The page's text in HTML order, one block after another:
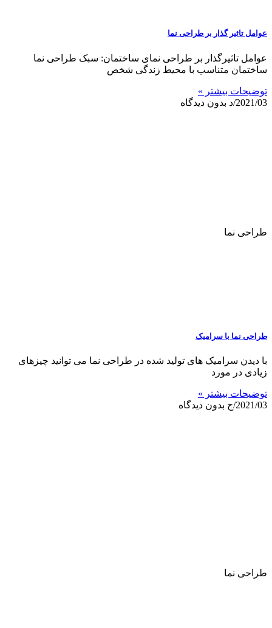
عوامل تاثیر گذار بر طراحی نما
عوامل تاثیرگذار بر طراحی نمای ساختمان: سبک طراحی نما
ساختمان متناسب با محیط زندگی شخص
توضیحات بیشتر »
2021/03/د
بدون دیدگاه
طراحی نما
طراحی نما با سرامیک
با دیدن سرامیک های تولید شده در طراحی نما می توانید چیزهای
زیادی در مورد
توضیحات بیشتر »
2021/03/ج
بدون دیدگاه
طراحی نما